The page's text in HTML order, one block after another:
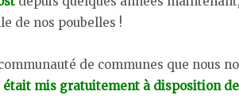
de nos poubelles !
de communes que nous
était mis gratuitement à disposition